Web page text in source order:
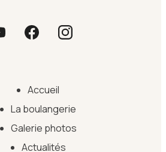
Accueil
La boulangerie
Galerie photos
Actualités